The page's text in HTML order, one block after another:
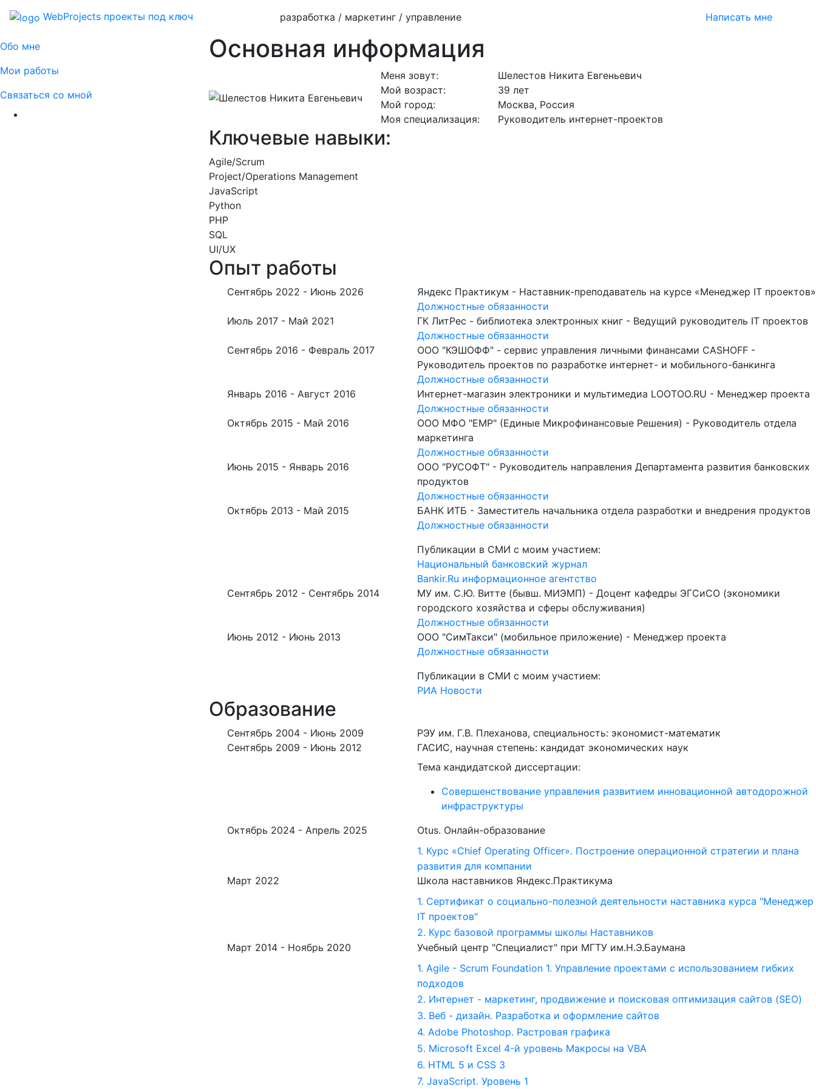
WebProjects проекты под ключ разработка / маркетинг / управление Написать мне
Обо мне
Мои работы
Связаться со мной
Основная информация
Меня зовут:
Мой возраст:
Мой город:
Моя специализация:
Шелестов Никита Евгеньевич
39 лет
Москва, Россия
Руководитель интернет-проектов
Ключевые навыки:
Agile/Scrum
Project/Operations Management
JavaScript
Python
PHP
SQL
UI/UX
Опыт работы
Сентябрь 2022 - Июнь 2026
Яндекс Практикум - Наставник-преподаватель на курсе «Менеджер IT проектов»
Должностные обязанности
Июль 2017 - Май 2021
ГК ЛитРес - библиотека электронных книг - Ведущий руководитель IT проектов
Должностные обязанности
Сентябрь 2016 - Февраль 2017
ООО "КЭШОФФ" - сервис управления личными финансами CASHOFF -
Руководитель проектов по разработке интернет- и мобильного-банкинга
Должностные обязанности
Январь 2016 - Август 2016
Интернет-магазин электроники и мультимедиа LOOTOO.RU - Менеджер проекта
Должностные обязанности
Октябрь 2015 - Май 2016
ООО МФО "ЕМР" (Единые Микрофинансовые Решения) - Руководитель отдела
маркетинга
Должностные обязанности
Июнь 2015 - Январь 2016
ООО "РУСОФТ" - Руководитель направления Департамента развития банковских
продуктов
Должностные обязанности
Октябрь 2013 - Май 2015
БАНК ИТБ - Заместитель начальника отдела разработки и внедрения продуктов
Должностные обязанности
Публикации в СМИ с моим участием:
Национальный банковский журнал
Bankir.Ru информационное агентство
Сентябрь 2012 - Сентябрь 2014
МУ им. С.Ю. Витте (бывш. МИЭМП) - Доцент кафедры ЭГСиСО (экономики
городского хозяйства и сферы обслуживания)
Должностные обязанности
Июнь 2012 - Июнь 2013
ООО "СимТакси" (мобильное приложение) - Менеджер проекта
Должностные обязанности
Публикации в СМИ с моим участием:
РИА Новости
Образование
Сентябрь 2004 - Июнь 2009
РЭУ им. Г.В. Плеханова, специальность: экономист-математик
Сентябрь 2009 - Июнь 2012
ГАСИС, научная степень: кандидат экономических наук
Тема кандидатской диссертации:
Совершенствование управления развитием инновационной автодорожной
инфраструктуры
Октябрь 2024 - Апрель 2025
Otus. Онлайн-образование
1. Курс «Chief Operating Officer». Построение операционной стратегии и плана
развития для компании
Март 2022
Школа наставников Яндекс.Практикума
1. Сертификат о социально-полезной деятельности наставника курса "Менеджер
IT проектов"
2. Курс базовой программы школы Наставников
Март 2014 - Ноябрь 2020
Учебный центр "Специалист" при МГТУ им.Н.Э.Баумана
1. Agile - Scrum Foundation 1. Управление проектами с использованием гибких
подходов
2. Интернет - маркетинг, продвижение и поисковая оптимизация сайтов (SEO)
3. Веб - дизайн. Разработка и оформление сайтов
4. Adobe Photoshop. Растровая графика
5. Microsoft Excel 4-й уровень Макросы на VBA
6. HTML 5 и СSS 3
7. JavaScript. Уровень 1